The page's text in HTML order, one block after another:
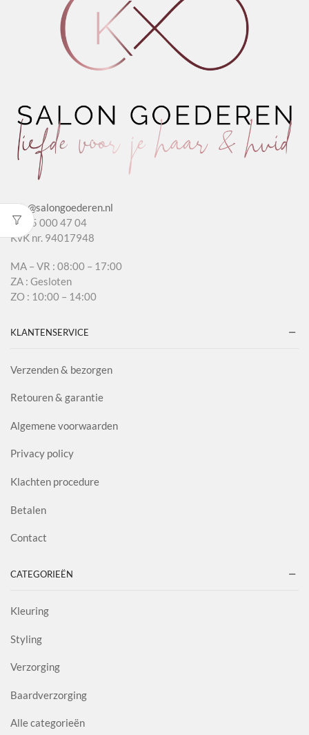
info@salongoederen.nl
T 085 000 47 04
KvK nr. 94017948
MA – VR : 08:00 – 17:00
ZA : Gesloten
ZO : 10:00 – 14:00
KLANTENSERVICE
Verzenden & bezorgen
Retouren & garantie
Algemene voorwaarden
Privacy policy
Klachten procedure
Betalen
Contact
CATEGORIEËN
Kleuring
Styling
Verzorging
Baardverzorging
Alle categorieën